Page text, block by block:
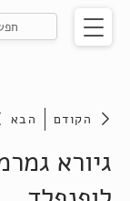
הבא הקודם
גיורא